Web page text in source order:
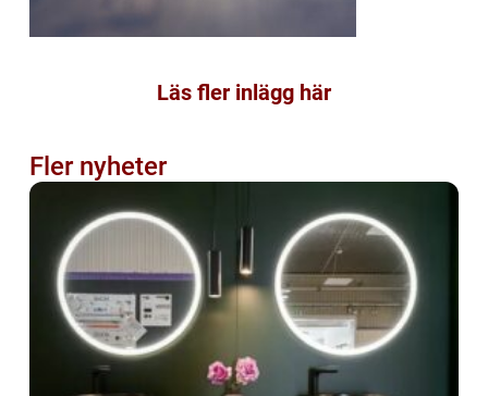
Läs fler inlägg här
Fler nyheter